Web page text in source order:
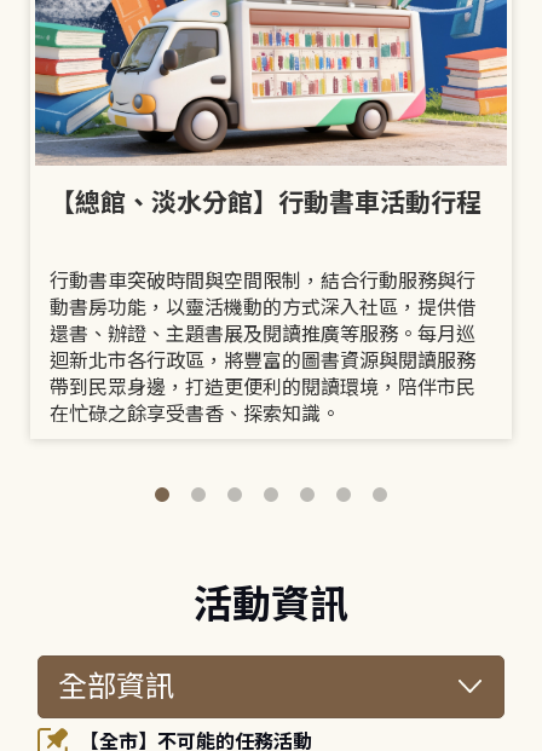
【總館、淡水分館】行動書車活動行程
行動書車突破時間與空間限制，結合行動服務與行
動書房功能，以靈活機動的方式深入社區，提供借
還書、辦證、主題書展及閱讀推廣等服務。每月巡
迴新北市各行政區，將豐富的圖書資源與閱讀服務
帶到民眾身邊，打造更便利的閱讀環境，陪伴市民
在忙碌之餘享受書香、探索知識。
活動資訊
【全市】不可能的任務活動